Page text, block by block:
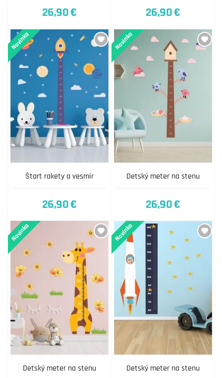
26,90 € 26,90 €
Štart rakety a vesmír
Novinka
26,90 €
Detský meter na stenu
Novinka
26,90 €
Detský meter na stenu
Novinka
Detský meter na stenu
Novinka